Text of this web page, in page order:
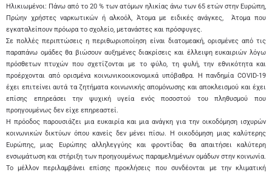
Ηλικιωμένοι: Πάνω από το 20 % των ατόμων ηλικίας άνω των 65 ετών στην Ευρώπη,
Πρώην χρήστες ναρκωτικών ή αλκοόλ, Άτομα με ειδικές ανάγκες, Άτομα που
εγκαταλείπουν πρόωρα το σχολείο, μετανάστες και πρόσφυγες.
Σε πολλές περιπτώσεις η περιθωριοποίηση είναι διατομεακή, ορισμένες από τις
παραπάνω ομάδες θα βιώσουν αυξημένες διακρίσεις και έλλειψη ευκαιριών λόγω
πρόσθετων πτυχών που σχετίζονται με το φύλο, τη φυλή, την εθνικότητα και
προέρχονται από ορισμένα κοινωνικοοικονομικά υπόβαθρα. Η πανδημία COVID-19
έχει επιτείνει αυτά τα ζητήματα κοινωνικής απομόνωσης και αποκλεισμού και έχει
επίσης επηρεάσει την ψυχική υγεία ενός ποσοστού του πληθυσμού που
προηγουμένως δεν είχε επηρεαστεί.
Η πρόοδος παρουσιάζει μια ευκαιρία και μια ανάγκη για την οικοδόμηση ισχυρών
κοινωνικών δικτύων όπου κανείς δεν μένει πίσω. Η οικοδόμηση μιας καλύτερης
Ευρώπης, μιας Ευρώπης αλληλεγγύης και φροντίδας θα απαιτήσει καλύτερη
ενσωμάτωση και στήριξη των προηγουμένως παραμελημένων ομάδων στην κοινωνία.
Το μέλλον περιλαμβάνει επίσης προκλήσεις που συνδέονται με την κλιματική